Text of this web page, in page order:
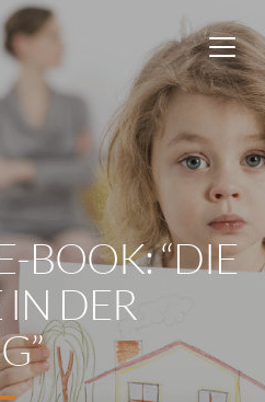
BOOK: “DIE
DER